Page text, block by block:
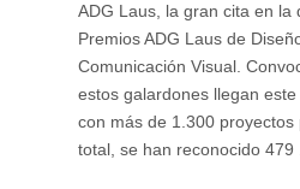
ADG Laus, la gran cita en la
Premios ADG Laus de
Comunicación Visual.
estos galardones llegan
con más de 1.300 proyectos
total, se han reconocido 479